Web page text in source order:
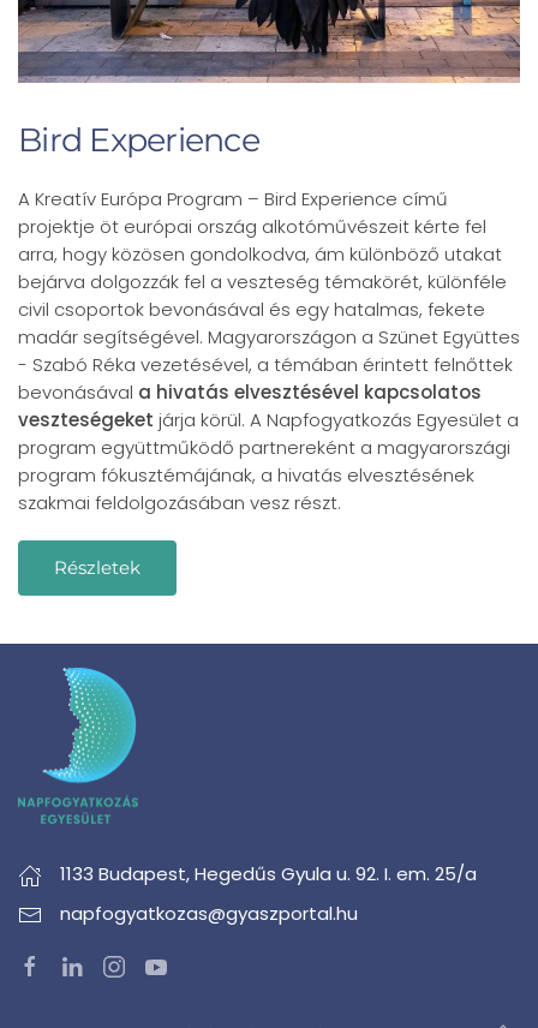
Bird Experience
A Kreatív Európa Program – Bird Experience című
projektje öt európai ország alkotóművészeit kérte fel
arra, hogy közösen gondolkodva, ám különböző utakat
bejárva dolgozzák fel a veszteség témakörét, különféle
civil csoportok bevonásával és egy hatalmas, fekete
madár segítségével. Magyarországon a Szünet Együttes
- Szabó Réka vezetésével, a témában érintett felnőttek
bevonásával a hivatás elvesztésével kapcsolatos
veszteségeket járja körül. A Napfogyatkozás Egyesület a
program együttműködő partnereként a magyarországi
program fókusztémájának, a hivatás elvesztésének
szakmai feldolgozásában vesz részt.
Részletek
1133 Budapest,Hegedűs Gyula u. 92. I. em. 25/a
napfogyatkozas@gyaszportal.hu